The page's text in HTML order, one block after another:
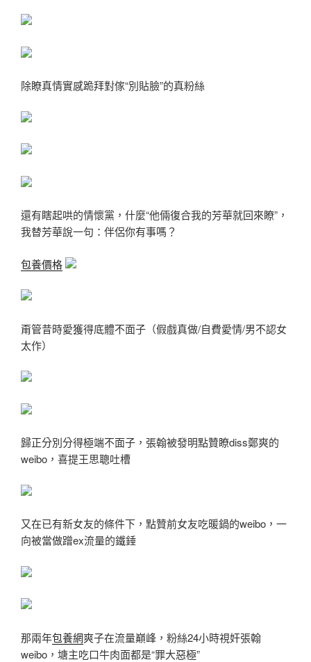
除瞭真情實感跪拜對傢“別貼臉”的真粉絲
還有瞎起哄的情懷黨，什麼“他倆復合我的芳華就回來瞭”，
我替芳華說一句：伴侶你有事嗎？
包養價格
甭管昔時愛獲得底體不面子（假戲真做/自費愛情/男不認女
太作）
歸正分別分得極端不面子，張翰被發明點贊瞭diss鄭爽的
weibo，喜提王思聰吐槽
又在已有新女友的條件下，點贊前女友吃暖鍋的weibo，一
向被當做蹭ex流量的鐵錘
那兩年包養網爽子在流量巔峰，粉絲24小時視奸張翰
weibo，塘主吃口牛肉面都是“罪大惡極”